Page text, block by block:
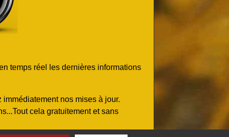
temps réel les dernières informations
nos mises à jour.
cela gratuitement et sans